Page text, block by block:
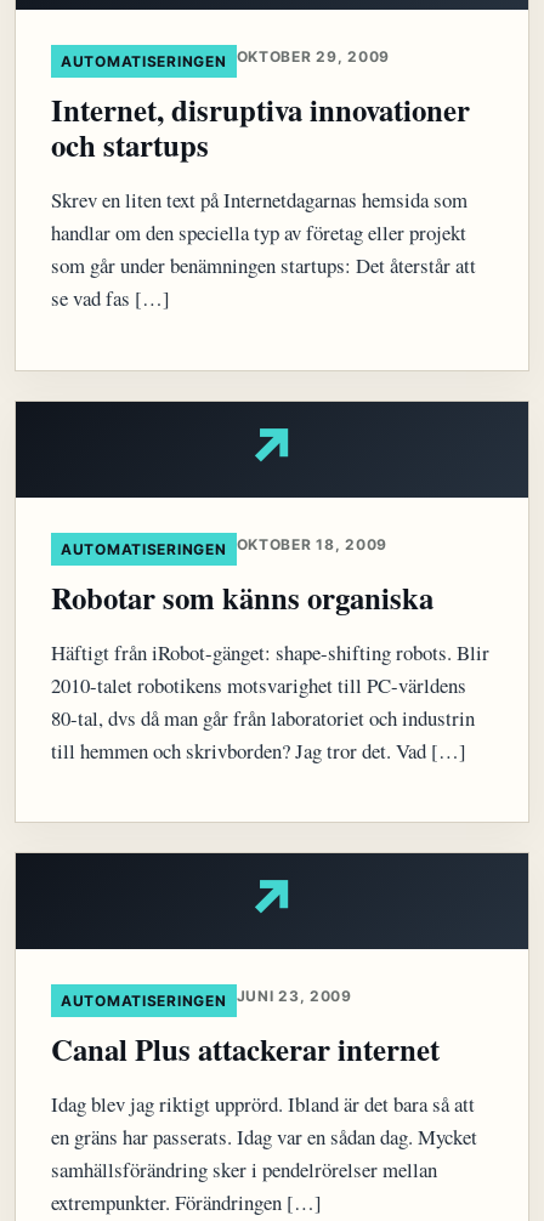
AUTOMATISERINGEN OKTOBER 29, 2009
Internet, disruptiva innovationer
och startups
Skrev en liten text på Internetdagarnas hemsida som
handlar om den speciella typ av företag eller projekt
som går under benämningen startups: Det återstår att
se vad fas […]
↗
AUTOMATISERINGEN OKTOBER 18, 2009
Robotar som känns organiska
Häftigt från iRobot-gänget: shape-shifting robots. Blir
2010-talet robotikens motsvarighet till PC-världens
80-tal, dvs då man går från laboratoriet och industrin
till hemmen och skrivborden? Jag tror det. Vad […]
↗
AUTOMATISERINGEN JUNI 23, 2009
Canal Plus attackerar internet
Idag blev jag riktigt upprörd. Ibland är det bara så att
en gräns har passerats. Idag var en sådan dag. Mycket
samhällsförändring sker i pendelrörelser mellan
extrempunkter. Förändringen […]